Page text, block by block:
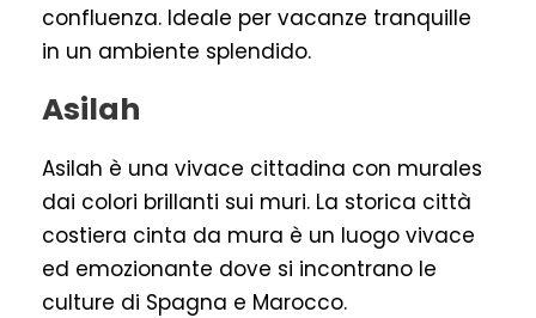
confluenza. Ideale per vacanze tranquille
in un ambiente splendido.
Asilah
Asilah è una vivace cittadina con murales
dai colori brillanti sui muri. La storica città
costiera cinta da mura è un luogo vivace
ed emozionante dove si incontrano le
culture di Spagna e Marocco.